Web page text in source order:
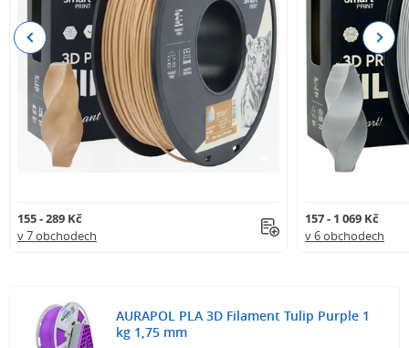
Neobsahuje recyklát ani jiné nežádoucí příměsi.
155 - 289 Kč
v 7 obchodech
157 - 1 069 Kč
v 6 obchodech
Previous Next
AURAPOL PLA 3D Filament Tulip Purple 1
kg 1,75 mm